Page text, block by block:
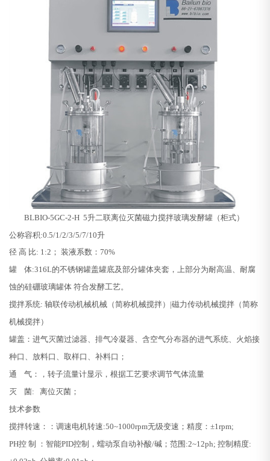
BLBIO-5GC-2-H 5升二联离位灭菌磁力搅拌玻璃发酵罐（柜式）
公称容积:0.5/1/2/3/5/7/10升
径 高 比: 1:2； 装液系数：70%
罐 体:316L的不锈钢罐盖罐底及部分罐体夹套，上部分为耐高温、耐腐
蚀的硅硼玻璃罐体 符合发酵工艺。
搅拌系统: 轴联传动机械机械（简称机械搅拌）|磁力传动机械搅拌（简称
机械搅拌）
罐盖：进气灭菌过滤器、排气冷凝器、含空气分布器的进气系统、火焰接
种口、放料口、取样口、补料口；
通 气：，转子流量计显示，根据工艺要求调节气体流量
灭 菌: 离位灭菌；
技术参数
搅拌转速：：调速电机转速:50~1000rpm无级变速；精度：±1rpm;
PH控 制 ：智能PID控制，蠕动泵自动补酸/碱；范围:2~12ph; 控制精度: